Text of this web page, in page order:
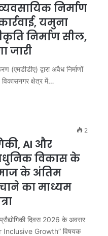
निर्माण
यमुना
निर्माण सील,
जारी
(एमडीडीए) द्वारा अवैध निर्माणों
क्षेत्र में…
2
AI और
विकास के
के अंतिम
का माध्यम
दिवस 2026 के अवसर
Growth” विषयक